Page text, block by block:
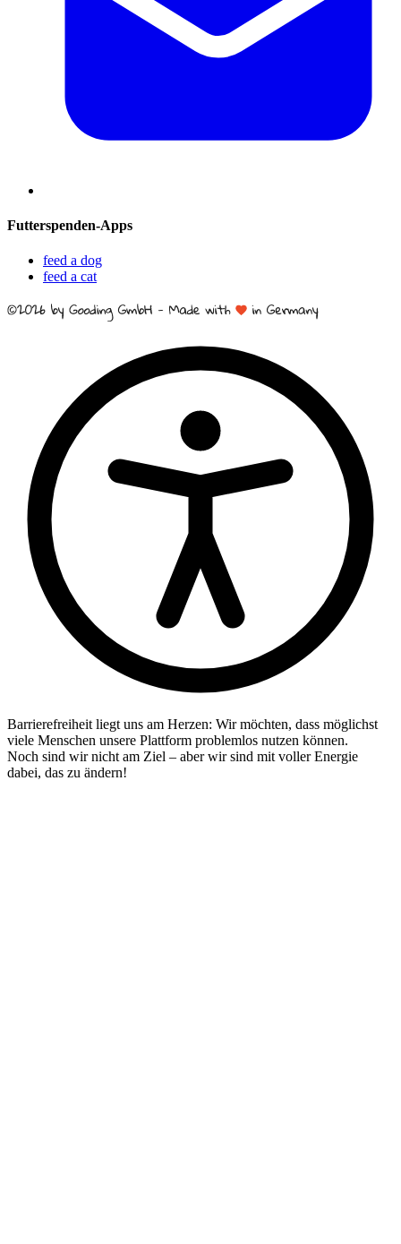
Futterspenden-Apps
feed a dog
feed a cat
Barrierefreiheit liegt uns am Herzen: Wir möchten, dass möglichst
viele Menschen unsere Plattform problemlos nutzen können.
Noch sind wir nicht am Ziel – aber wir sind mit voller Energie
dabei, das zu ändern!